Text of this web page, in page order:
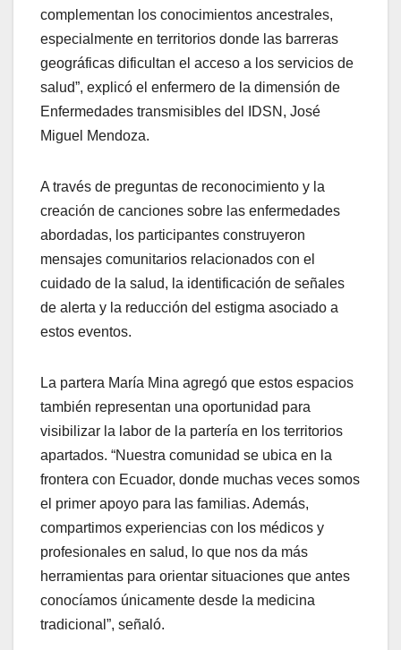
complementan los conocimientos ancestrales,
especialmente en territorios donde las barreras
geográficas dificultan el acceso a los servicios de
salud”, explicó el enfermero de la dimensión de
Enfermedades transmisibles del IDSN, José
Miguel Mendoza.
A través de preguntas de reconocimiento y la
creación de canciones sobre las enfermedades
abordadas, los participantes construyeron
mensajes comunitarios relacionados con el
cuidado de la salud, la identificación de señales
de alerta y la reducción del estigma asociado a
estos eventos.
La partera María Mina agregó que estos espacios
también representan una oportunidad para
visibilizar la labor de la partería en los territorios
apartados. “Nuestra comunidad se ubica en la
frontera con Ecuador, donde muchas veces somos
el primer apoyo para las familias. Además,
compartimos experiencias con los médicos y
profesionales en salud, lo que nos da más
herramientas para orientar situaciones que antes
conocíamos únicamente desde la medicina
tradicional”, señaló.